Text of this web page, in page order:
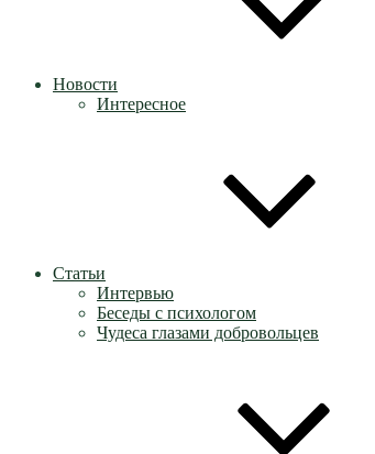
Новости
Интересное
Статьи
Интервью
Беседы с психологом
Чудеса глазами добровольцев